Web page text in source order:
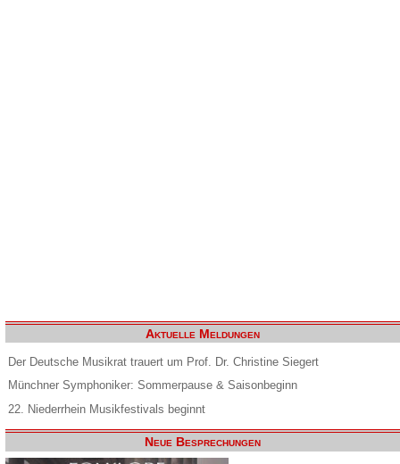
Aktuelle Meldungen
Der Deutsche Musikrat trauert um Prof. Dr. Christine Siegert
Münchner Symphoniker: Sommerpause & Saisonbeginn
22. Niederrhein Musikfestivals beginnt
Neue Besprechungen